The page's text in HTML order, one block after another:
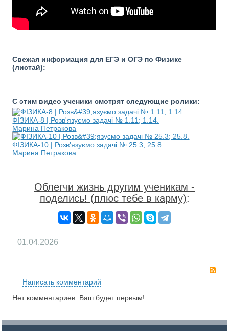
Свежая информация для ЕГЭ и ОГЭ по Физике
(листай):
С этим видео ученики смотрят следующие ролики:
ФІЗИКА-8 | Розв'язуємо задачі № 1.11; 1.14.
Марина Петракова
ФІЗИКА-10 | Розв'язуємо задачі № 25.3; 25.8.
Марина Петракова
Облегчи жизнь другим ученикам -
поделись! (плюс тебе в карму):
01.04.2026
Написать комментарий
Нет комментариев. Ваш будет первым!